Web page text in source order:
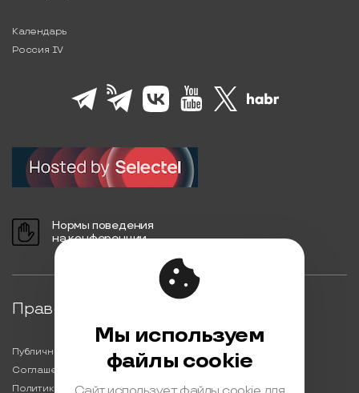
Календарь
Россия IV
Нормы поведения
на конференции
Правовая информация
Публичная оферта
Соглашение на обработку персональных данных
Политика обработки персональных данных
Мы используем
файлы cookie